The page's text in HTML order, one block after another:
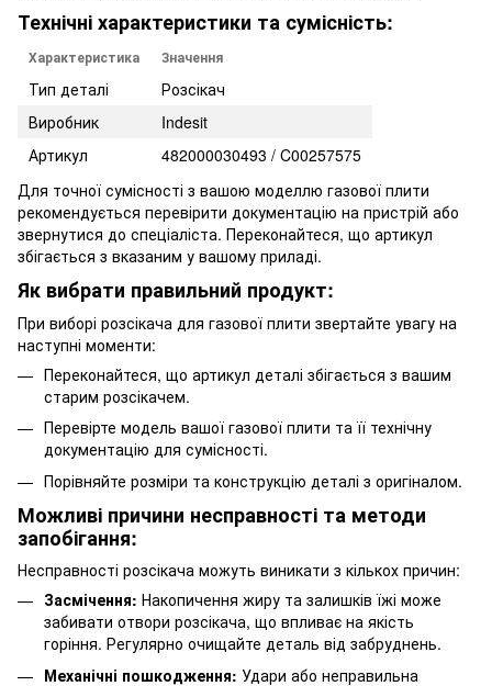
Технічні характеристики та сумісність:
Характеристика Значення
Тип деталі
Розсікач
Виробник
Indesit
Артикул
482000030493 / C00257575
Для точної сумісності з вашою моделлю газової плити
рекомендується перевірити документацію на пристрій або
звернутися до спеціаліста. Переконайтеся, що артикул
збігається з вказаним у вашому приладі.
Як вибрати правильний продукт:
При виборі розсікача для газової плити звертайте увагу на
наступні моменти:
Переконайтеся, що артикул деталі збігається з вашим
старим розсікачем.
Перевірте модель вашої газової плити та її технічну
документацію для сумісності.
Порівняйте розміри та конструкцію деталі з оригіналом.
Можливі причини несправності та методи
запобігання:
Несправності розсікача можуть виникати з кількох причин:
Засмічення: Накопичення жиру та залишків їжі може
забивати отвори розсікача, що впливає на якість
горіння. Регулярно очищайте деталь від забруднень.
Механічні пошкодження: Удари або неправильна